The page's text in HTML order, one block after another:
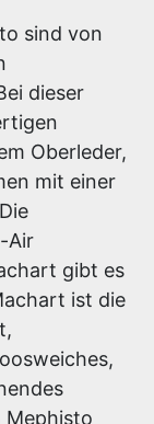
sind von
dieser
Oberleder,
mit einer
Air
gibt es
ist die
Mephisto